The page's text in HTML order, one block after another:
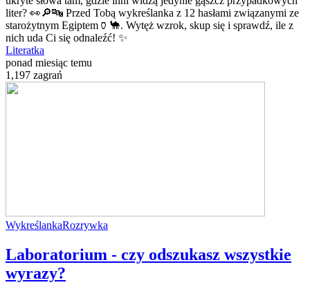
liter? 👀🔎🔤 Przed Tobą wykreślanka z 12 hasłami związanymi ze
starożytnym Egiptem🏺🐪. Wytęż wzrok, skup się i sprawdź, ile z
nich uda Ci się odnaleźć! ✨
Literatka
ponad miesiąc temu
1,197 zagrań
WykreślankaRozrywka
Laboratorium - czy odszukasz wszystkie
wyrazy?